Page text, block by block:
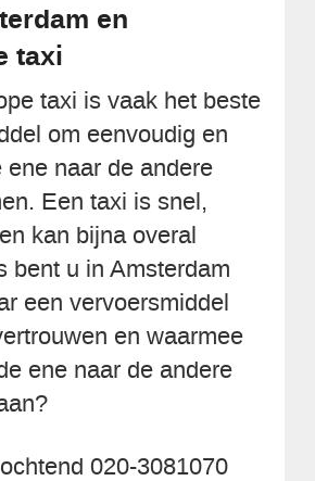
en
taxi
taxi is vaak het beste
om eenvoudig en
ene naar de andere
Een taxi is snel,
kan bijna overal
bent u in Amsterdam
een vervoersmiddel
en waarmee
ene naar de andere
020-3081070